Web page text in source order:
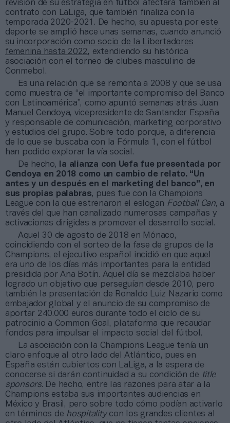
revisión de su estrategia en fútbol afectará también al
contrato con LaLiga, que también finaliza con la
temporada 2020-2021. De hecho, su apuesta por este
deporte se amplió hace unas semanas, cuando anunció
su incorporación como socio de la Libertadores
femenina hasta 2022 , extendiendo su histórica
asociación con el torneo de clubes masculino de
Conmebol.
Es una relación que se remonta a 2008 y que se usa
como muestra de “el importante compromiso del Banco
con Latinoamérica”, como apuntó semanas atrás Juan
Manuel Cendoya, vicepresidente de Santander España
y responsable de comunicación, marketing corporativo
y estudios del grupo. Sobre todo porque, a diferencia
de lo que se buscaba con la Fórmula 1, con el fútbol
han podido explorar la vía social.
De hecho,
la alianza con Uefa fue presentada por
Cendoya en 2018 como un cambio de relato. “Un
antes y un después en el marketing del banco”, en
sus propias palabras, pues fue con la Champions
League con la que estrenaron el eslogan Football Can, a
través del que han canalizado numerosas campañas y
activaciones dirigidas a promover el desarrollo social.
Aquel 30 de agosto de 2018 en Mónaco,
coincidiendo con el sorteo de la fase de grupos de la
Champions, el ejecutivo español incidió en que aquel
era uno de los días más importantes para la entidad
presidida por Ana Botín. Aquel día se mezclaba haber
logrado un objetivo que perseguían desde 2010, pero
también la presentación de Ronaldo Luiz Nazario como
embajador global y el anuncio de su compromiso de
aportar 240.000 euros durante todo el ciclo de su
patrocinio a Common Goal, plataforma que recaudar
fondos para impulsar el impacto social del fútbol.
La asociación con la Champions League tenía un
claro enfoque al otro lado del Atlántico, pues en
España están cubiertos con LaLiga, a la espera de
conocerse si darán continuidad a su condición de title
sponsors. De hecho, entre las razones para atar a la
Champions estaba sus importantes audiencias en
México y Brasil, pero sobre todo cómo podían activarlo
en términos de hospitalitycon los grandes clientes al